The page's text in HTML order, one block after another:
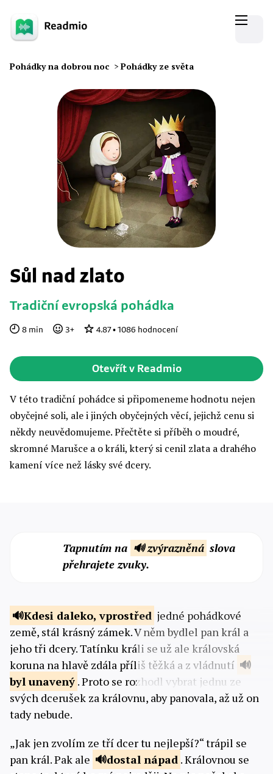
Pohádky na dobrou noc > Pohádky ze světa
Sůl nad zlato
Tradiční evropská pohádka
8 min 3+ 4.87• 1086 hodnocení
Otevřít v Readmio
V této tradiční pohádce si připomeneme hodnotu nejen
obyčejné soli, ale i jiných obyčejných věcí, jejichž cenu si
někdy neuvědomujeme. Přečtěte si příběh o moudré,
skromné Marušce a o králi, který si cenil zlata a drahého
kamení více než lásky své dcery.
Tapnutím na 🔊 zvýrazněná slova
přehrajete zvuky.
Kdesi daleko,vprostřed jedné pohádkové
země, stál krásný zámek. V něm bydlel pan král a
jeho tři dcery. Tatínku králi se už ale královská
koruna na hlavě zdála příliš těžká a z vládnutí
byl unavený . Proto se rozhodl vybrat jednu ze
svých dcerušek za královnu, aby panovala, až už on
tady nebude.
„Jak jen zvolím ze tří dcer tu nejlepší?“ trápil se
pan král. Pak ale
dostal nápad . Královnou se